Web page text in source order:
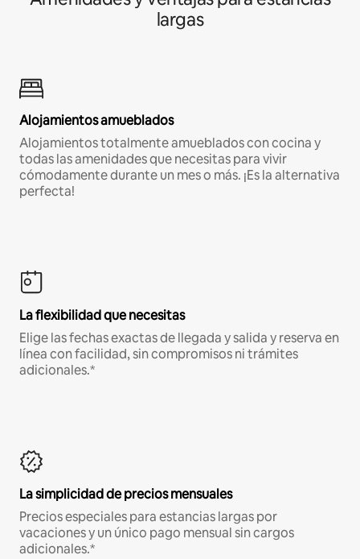
largas
Alojamientos amueblados
Alojamientos totalmente amueblados con cocina y
todas las amenidades que necesitas para vivir
cómodamente durante un mes o más. ¡Es la alternativa
perfecta!
La flexibilidad que necesitas
Elige las fechas exactas de llegada y salida y reserva en
línea con facilidad, sin compromisos ni trámites
adicionales.*
La simplicidad de precios mensuales
Precios especiales para estancias largas por
vacaciones y un único pago mensual sin cargos
adicionales.*